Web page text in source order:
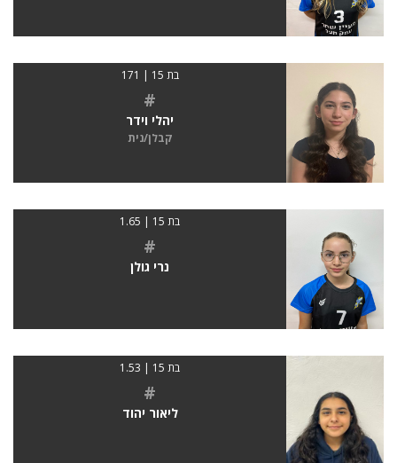
בת 15 | 171
#
יהלי וידר
קבלן/נית
בת 15 | 1.65
#
נרי גולן
בת 15 | 1.53
#
ליאור יהוד